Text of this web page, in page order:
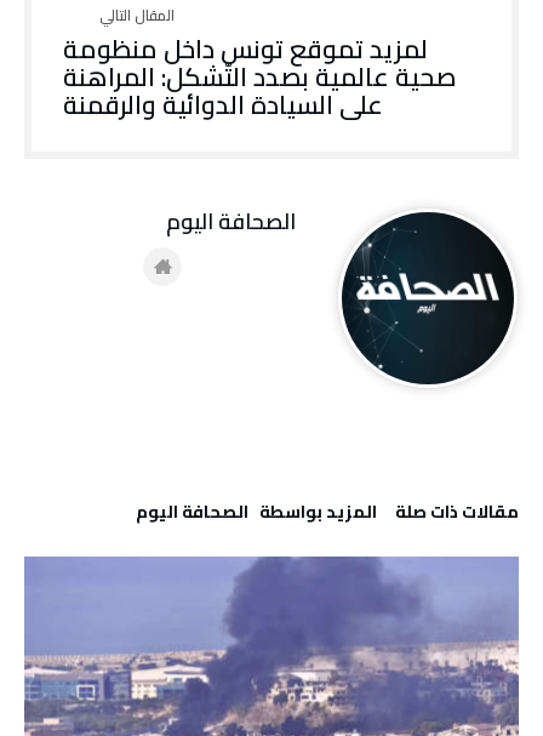
‬على‭ ‬السيادة‭ ‬الدوائية‭ ‬والرقمنة‭
‫مقالات ذات صلة‬ ‫‫المزيد بواسطة‬ ‬ ‭ ‬الصحافة‭ ‬اليوم